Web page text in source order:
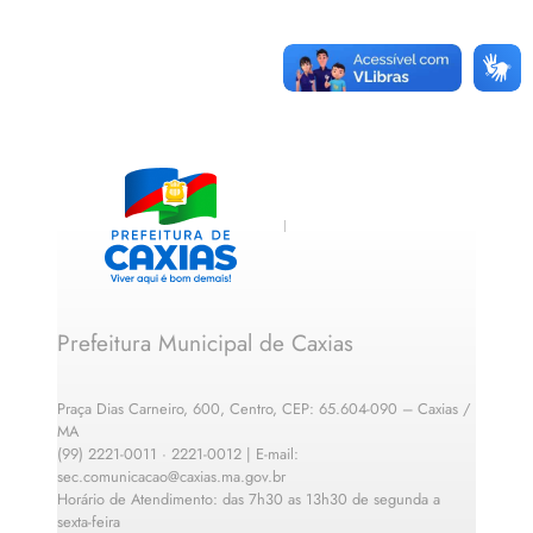
Prefeitura Municipal de Caxias
Praça Dias Carneiro, 600, Centro, CEP: 65.604-090 – Caxias /
MA
(99) 2221-0011 · 2221-0012 | E-mail:
sec.comunicacao@caxias.ma.gov.br
Horário de Atendimento: das 7h30 as 13h30 de segunda a
sexta-feira